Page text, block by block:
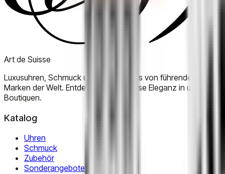
Art de Suisse
Luxusuhren, Schmuck und Accessoires von führenden
Marken der Welt. Entdecken Sie zeitlose Eleganz in unseren
Boutiquen.
Katalog
Uhren
Schmuck
Zubehör
Sonderangebote